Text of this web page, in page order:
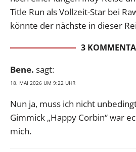
Title Run als Vollzeit-Star bei
könnte der nächste in dieser
3
Bene. sagt:
18. MAI 2026 UM 9:22 UHR
Nun ja, muss ich nicht
Gimmick „Happy Corbin“ war
mich.